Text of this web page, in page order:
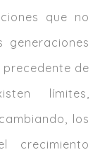
que no
generaciones
de
límites,
los
crecimiento